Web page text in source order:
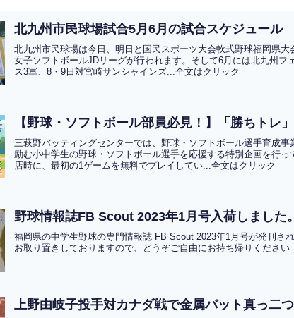
北九州市民球場試合5月6月の試合スケジュール
北九州市民球場は今日、明日と国民スポーツ大会軟式野球福岡県
女子ソフトボールJDリーグが行われます。そして6月には北九州フ
ス3軍、8・9日対宮崎サンシャインズ...全文はクリック
【野球・ソフトボール部員必見！】「勝ちトレ
三萩野バッティングセンターでは、野球・ソフトボール選手育成
励む小中学生の野球・ソフトボール選手を応援する特別企画を行
店時に、最初の1ゲームを無料でプレイしてい...全文はクリック
野球情報誌FB Scout 2023年1月号入荷しました。
福岡県の中学生野球の専門情報誌 FB Scout 2023年1月号が発刊さ
お取り置きしておりますので、どうぞご自由にお持ち帰りください
上野由岐子投手対カナダ戦で金属バット真っ二つ